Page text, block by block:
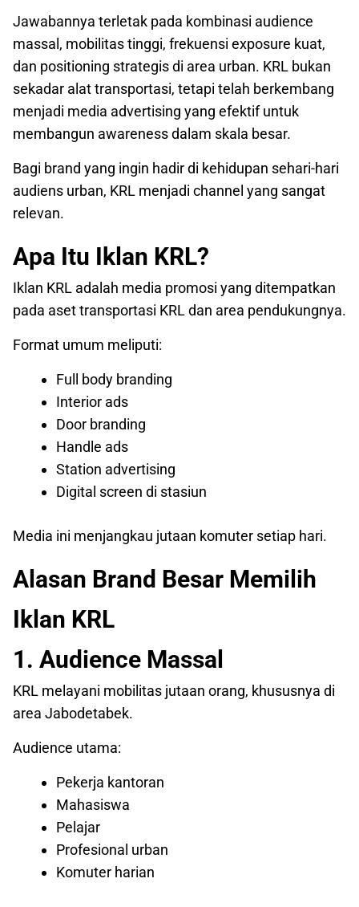
Jawabannya terletak pada kombinasi audience
massal, mobilitas tinggi, frekuensi exposure kuat,
dan positioning strategis di area urban. KRL bukan
sekadar alat transportasi, tetapi telah berkembang
menjadi media advertising yang efektif untuk
membangun awareness dalam skala besar.
Bagi brand yang ingin hadir di kehidupan sehari-hari
audiens urban, KRL menjadi channel yang sangat
relevan.
Apa Itu Iklan KRL?
Iklan KRL adalah media promosi yang ditempatkan
pada aset transportasi KRL dan area pendukungnya.
Format umum meliputi:
Full body branding
Interior ads
Door branding
Handle ads
Station advertising
Digital screen di stasiun
Media ini menjangkau jutaan komuter setiap hari.
Alasan Brand Besar Memilih
Iklan KRL
1. Audience Massal
KRL melayani mobilitas jutaan orang, khususnya di
area Jabodetabek.
Audience utama:
Pekerja kantoran
Mahasiswa
Pelajar
Profesional urban
Komuter harian